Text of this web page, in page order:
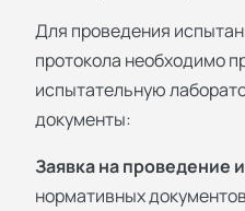
Для проведения
протокола необходимо
испытательную
документы:
Заявка на проведение
нормативных